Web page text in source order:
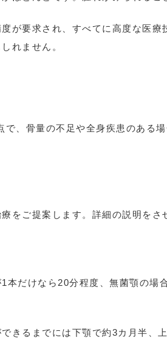
要求され、すべてに高度な医療
れません。
、骨量の不足や全身疾患のある
ご提案します。詳細の説明を
だけなら20分程度、無菌顎の場
きるまでには下顎で約3カ月半、